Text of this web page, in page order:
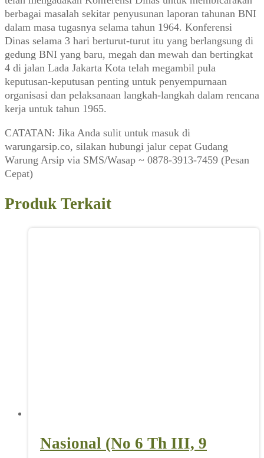
berbagai masalah sekitar penyusunan laporan tahunan BNI
dalam masa tugasnya selama tahun 1964. Konferensi
Dinas selama 3 hari berturut-turut itu yang berlangsung di
gedung BNI yang baru, megah dan mewah dan bertingkat
4 di jalan Lada Jakarta Kota telah megambil pula
keputusan-keputusan penting untuk penyempurnaan
organisasi dan pelaksanaan langkah-langkah dalam rencana
kerja untuk tahun 1965.
CATATAN: Jika Anda sulit untuk masuk di
warungarsip.co, silakan hubungi jalur cepat Gudang
Warung Arsip via SMS/Wasap ~ 0878-3913-7459 (Pesan
Cepat)
Produk Terkait
Nasional (No 6 Th III, 9